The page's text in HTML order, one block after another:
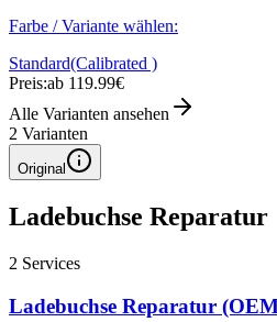
Farbe / Variante wählen:
Standard(Calibrated )
Preis:ab 119.99€
Alle Varianten ansehen
2 Varianten
Original
Ladebuchse Reparatur
2 Services
Ladebuchse Reparatur